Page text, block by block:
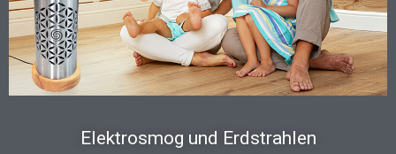
Elektrosmog und Erdstrahlen